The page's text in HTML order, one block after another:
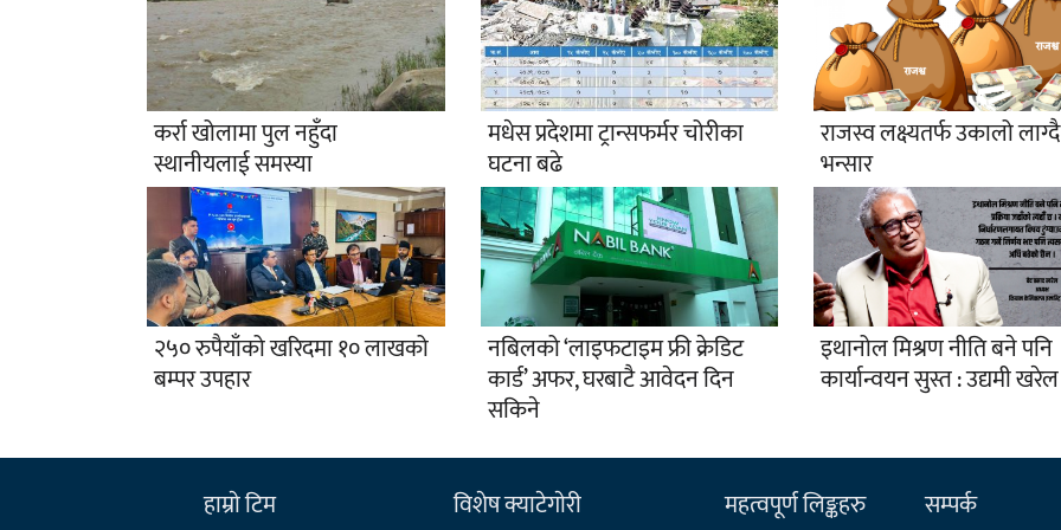
कर्रा खोलामा पुल नहुँदा
स्थानीयलाई समस्या
मधेस प्रदेशमा ट्रान्सफर्मर चोरीका
घटना बढे
राजस्व लक्ष्यतर्फ उकालो
भन्सार
२५० रुपैयाँको खरिदमा १० लाखको
बम्पर उपहार
नबिलको ‘लाइफटाइम फ्री क्रेडिट
कार्ड’ अफर, घरबाटै आवेदन दिन
सकिने
इथानोल मिश्रण नीति बने पनि
कार्यान्वयन सुस्त : उद्यमी खरेल
हाम्राे टिम विशेष क्याटेगाेरी महत्वपूर्ण लिङ्कहरु सम्पर्क